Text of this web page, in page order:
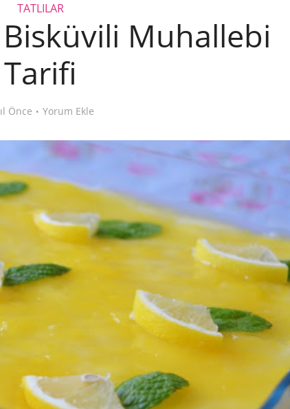
TATLILAR
Muhallebi
Tarifi
Önce Yorum Ekle